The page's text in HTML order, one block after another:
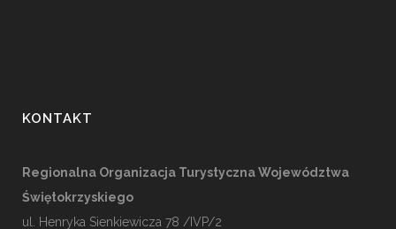
KONTAKT
Regionalna Organizacja Turystyczna Województwa
Świętokrzyskiego
ul. Henryka Sienkiewicza 78 /IVP/2